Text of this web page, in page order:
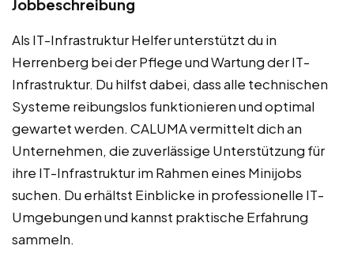
Jobbeschreibung
Als IT-Infrastruktur Helfer unterstützt du in
Herrenberg bei der Pflege und Wartung der IT-
Infrastruktur. Du hilfst dabei, dass alle technischen
Systeme reibungslos funktionieren und optimal
gewartet werden. CALUMA vermittelt dich an
Unternehmen, die zuverlässige Unterstützung für
ihre IT-Infrastruktur im Rahmen eines Minijobs
suchen. Du erhältst Einblicke in professionelle IT-
Umgebungen und kannst praktische Erfahrung
sammeln.